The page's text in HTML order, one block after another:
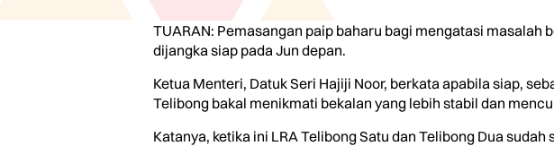
TUARAN: Pemasangan paip baharu bagi mengatasi masalah
dijangka siap pada Jun depan.
Ketua Menteri, Datuk Seri Hajiji Noor, berkata apabila siap,
Telibong bakal menikmati bekalan yang lebih stabil dan
Katanya, ketika ini LRA Telibong Satu dan Telibong Dua